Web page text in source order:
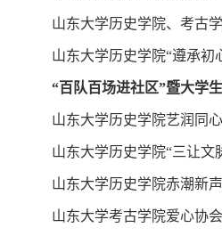
山东大学历史学院、考古
山东大学历史学院“遵承初
“百队百场进社区”暨大学
山东大学历史学院艺润同
山东大学历史学院“三让
山东大学历史学院赤潮新
山东大学考古学院爱心协